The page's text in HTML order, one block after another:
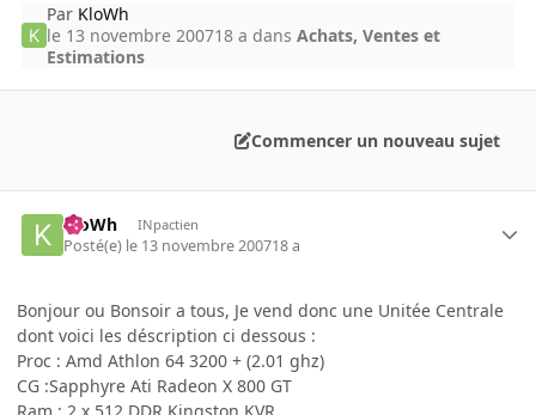
Par KloWh
le 13 novembre 200718 a dansAchats, Ventes et
Estimations
Commencer un nouveau sujet
KloWh INpactien
Posté(e) le 13 novembre 200718 a
Bonjour ou Bonsoir a tous, Je vend donc une Unitée Centrale
dont voici les déscription ci dessous :
Proc : Amd Athlon 64 3200 + (2.01 ghz)
CG :Sapphyre Ati Radeon X 800 GT